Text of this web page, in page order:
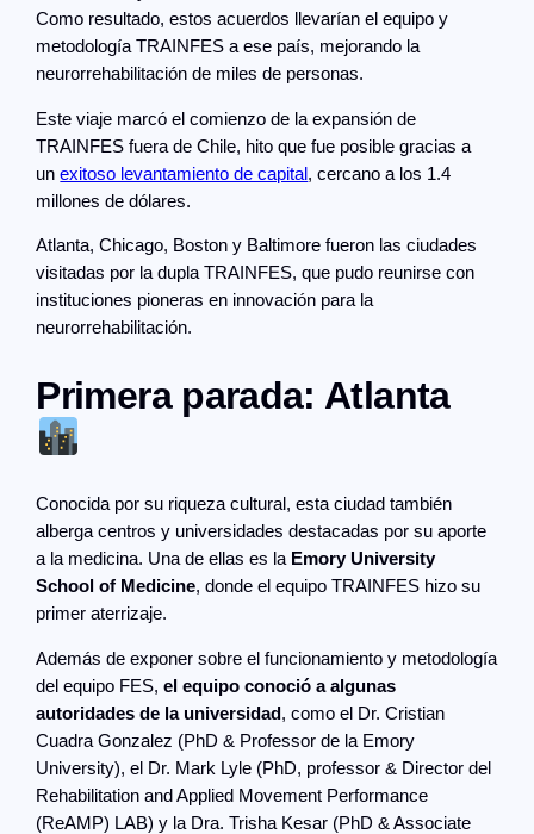
Como resultado, estos acuerdos llevarían el equipo y
metodología TRAINFES a ese país, mejorando la
neurorrehabilitación de miles de personas.
Este viaje marcó el comienzo de la expansión de
TRAINFES fuera de Chile, hito que fue posible gracias a
unexitoso levantamiento de capital, cercano a los 1.4
millones de dólares.
Atlanta, Chicago, Boston y Baltimore fueron las ciudades
visitadas por la dupla TRAINFES, que pudo reunirse con
instituciones pioneras en innovación para la
neurorrehabilitación.
Primera parada: Atlanta
Conocida por su riqueza cultural, esta ciudad también
alberga centros y universidades destacadas por su aporte
a la medicina. Una de ellas es la Emory University
School of Medicine, donde el equipo TRAINFES hizo su
primer aterrizaje.
Además de exponer sobre el funcionamiento y metodología
del equipo FES,el equipo conoció a algunas
autoridades de la universidad , como el Dr. Cristian
Cuadra Gonzalez (PhD & Professor de la Emory
University), el Dr. Mark Lyle (PhD, professor & Director del
Rehabilitation and Applied Movement Performance
(ReAMP) LAB) y la Dra. Trisha Kesar (PhD & Associate